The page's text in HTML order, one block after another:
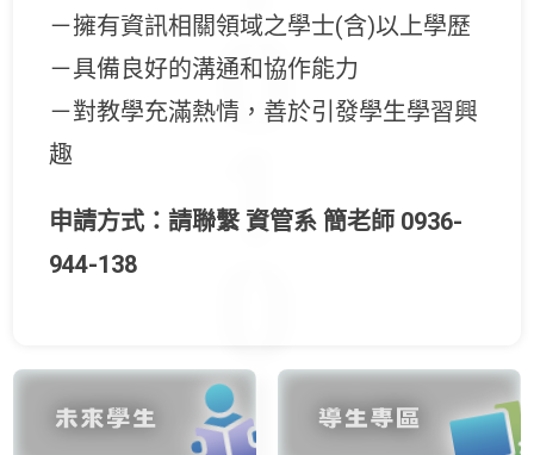
－擁有資訊相關領域之學士(含)以上學歷
－具備良好的溝通和協作能力
－對教學充滿熱情，善於引發學生學習興
趣
申請方式：請聯繫 資管系 簡老師 0936-
944-138